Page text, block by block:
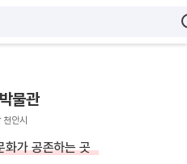
물관
천안시
화가 공존하는 곳